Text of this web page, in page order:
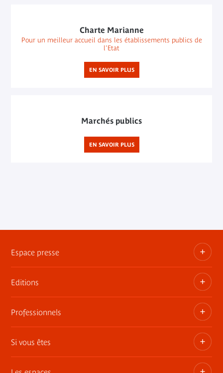
Charte Marianne
Pour un meilleur accueil dans les établissements publics de
l'Etat
EN SAVOIR PLUS
Marchés publics
EN SAVOIR PLUS
Espace presse
Dossiers, communiqués, bandes annonces
Contact presse
Editions
Les publications du musée
Professionnels
Privatisez les espaces
Si vous êtes